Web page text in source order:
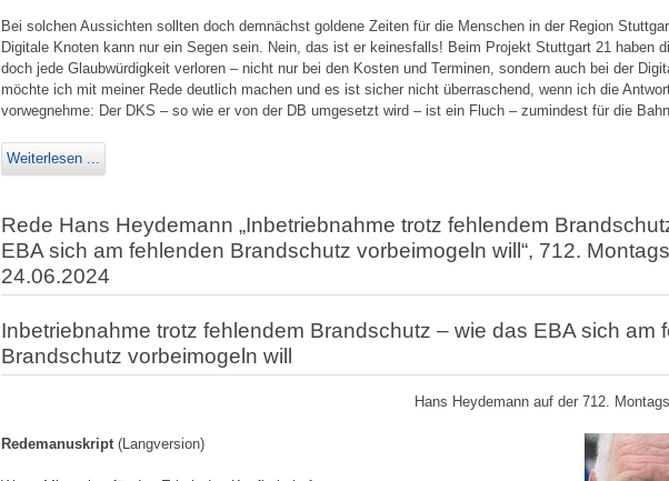
Bei solchen Aussichten sollten doch demnächst goldene Zeiten für die Menschen in der Region
Digitale Knoten kann nur ein Segen sein. Nein, das ist er keinesfalls! Beim Projekt Stuttgart 21 haben
doch jede Glaub­würdigkeit verloren – nicht nur bei den Kosten und Terminen, sondern auch bei der
möchte ich mit meiner Rede deutlich machen und es ist sicher nicht überraschend, wenn ich die
vorwegnehme: Der DKS – so wie er von der DB umgesetzt wird – ist ein Fluch – zumindest für die
Weiterlesen ...
Rede Hans Heydemann „Inbetriebnahme trotz fehlendem
EBA sich am fehlenden Brandschutz vorbeimogeln will“, 712.
24.06.2024
Inbetriebnahme trotz fehlendem Brandschutz – wie das EBA sich am
Brandschutz vorbeimogeln will
Hans Heydemann auf der 712.
Redemanuskript(Langversion)